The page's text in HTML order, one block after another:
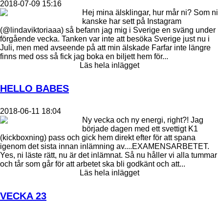
2018-07-09 15:16
Hej mina älsklingar, hur mår ni? Som ni
kanske har sett på Instagram
(@lindaviktoriaaa) så befann jag mig i Sverige en sväng under
förgående vecka. Tanken var inte att besöka Sverige just nu i
Juli, men med avseende på att min älskade Farfar inte längre
finns med oss så fick jag boka en biljett hem för...
Läs hela inlägget
HELLO BABES
2018-06-11 18:04
Ny vecka och ny energi, right?! Jag
började dagen med ett svettigt K1
(kickboxning) pass och gick hem direkt efter för att spana
igenom det sista innan inlämning av....EXAMENSARBETET.
Yes, ni läste rätt, nu är det inlämnat. Så nu håller vi alla tummar
och tår som går för att arbetet ska bli godkänt och att...
Läs hela inlägget
VECKA 23